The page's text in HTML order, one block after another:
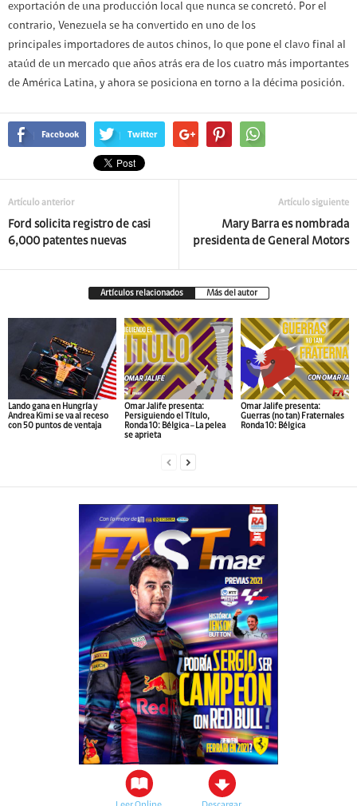
exportación de una producción local que nunca se concretó. Por el
contrario, Venezuela se ha convertido en uno de los
principales importadores de autos chinos, lo que pone el clavo final al
ataúd de un mercado que años atrás era de los cuatro más importantes
de América Latina, y ahora se posiciona en torno a la décima posición.
Facebook Twitter
Artículo anterior
Ford solicita registro de casi
6,000 patentes nuevas
Artículo siguiente
Mary Barra es nombrada
presidenta de General Motors
Artículos relacionados Más del autor
Lando gana en Hungría y
Andrea Kimi se va al receso
con 50 puntos de ventaja
Omar Jalife presenta:
Persiguiendo el Título,
Ronda 10: Bélgica – La pelea
se aprieta
Omar Jalife presenta:
Guerras (no tan) Fraternales
Ronda 10: Bélgica